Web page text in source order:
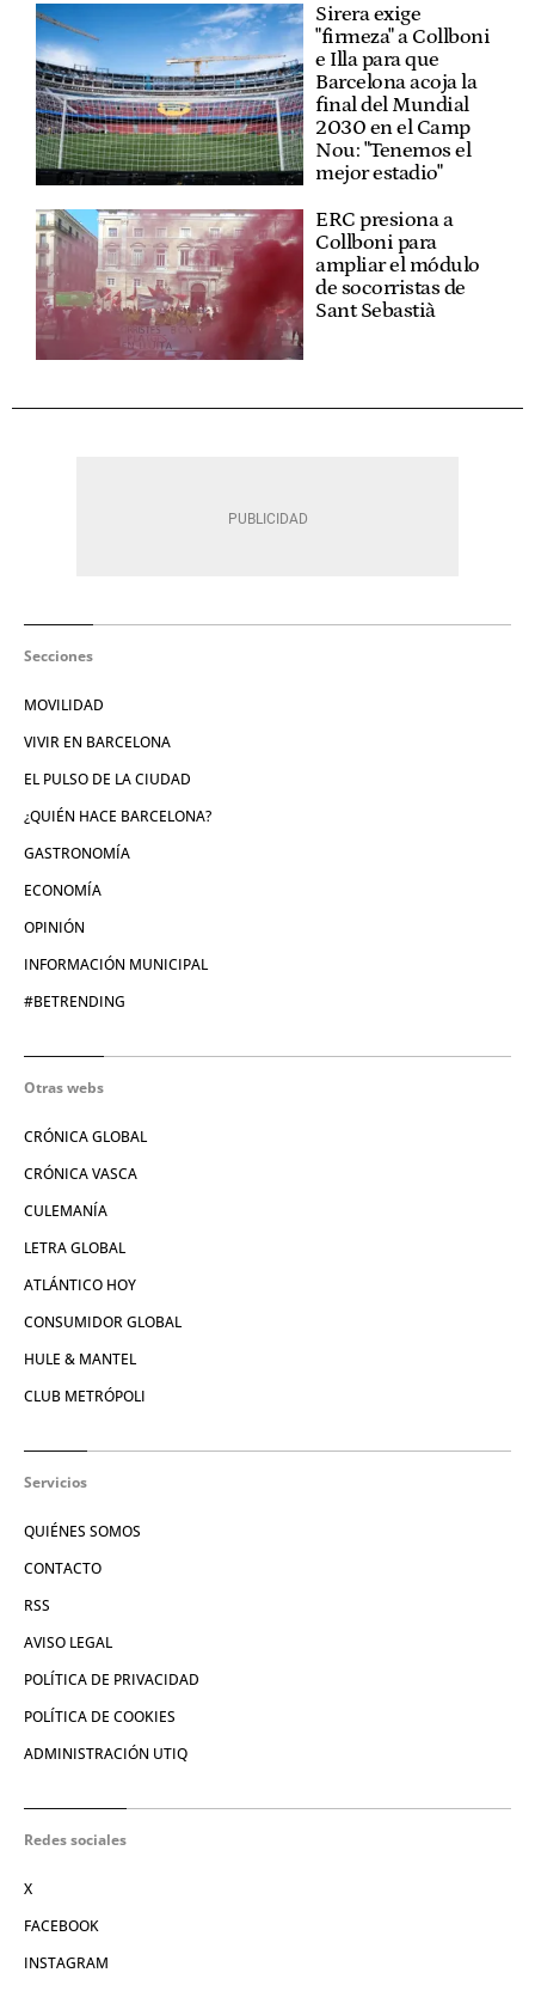
Sirera exige
"firmeza" a Collboni
e Illa para que
Barcelona acoja la
final del Mundial
2030 en el Camp
Nou: "Tenemos el
mejor estadio"
ERC presiona a
Collboni para
ampliar el módulo
de socorristas de
Sant Sebastià
Secciones
MOVILIDAD
VIVIR EN BARCELONA
EL PULSO DE LA CIUDAD
¿QUIÉN HACE BARCELONA?
GASTRONOMÍA
ECONOMÍA
OPINIÓN
INFORMACIÓN MUNICIPAL
#BETRENDING
Otras webs
CRÓNICA GLOBAL
CRÓNICA VASCA
CULEMANÍA
LETRA GLOBAL
ATLÁNTICO HOY
CONSUMIDOR GLOBAL
HULE & MANTEL
CLUB METRÓPOLI
Servicios
QUIÉNES SOMOS
CONTACTO
RSS
AVISO LEGAL
POLÍTICA DE PRIVACIDAD
POLÍTICA DE COOKIES
ADMINISTRACIÓN UTIQ
Redes sociales
X
FACEBOOK
INSTAGRAM